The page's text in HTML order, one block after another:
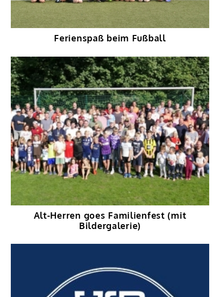
Ferienspaß beim Fußball
Alt-Herren goes Familienfest (mit
Bildergalerie)